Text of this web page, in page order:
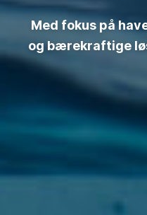
Med fokus på
og bærekraftige